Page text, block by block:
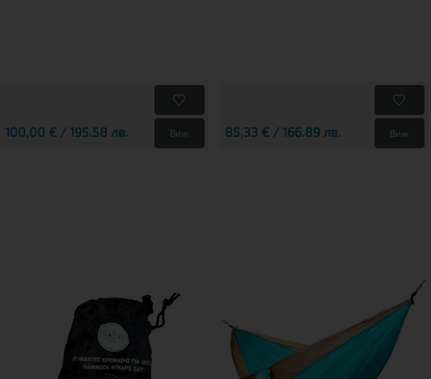
100,00 € / 195.58 лв. Виж 85,33 € / 166.89 лв. Виж